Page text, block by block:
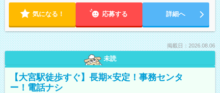
気になる！ 応募する 詳細へ
掲載日：2026.08.06
未読
【大宮駅徒歩すぐ】長期×安定！事務センタ
ー！電話ナシ